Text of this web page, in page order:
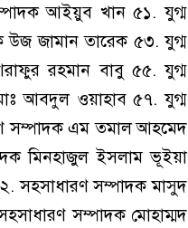
আইয়ুব খান ৫১. যুগ্ম
উজ জামান তারেক ৫৩. যুগ্ম
রহমান বাবু ৫৫. যুগ্ম
আবদুল ওয়াহাব ৫৭. যুগ্ম
সম্পাদক এম তমাল আহমেদ
মিনহাজুল ইসলাম ভূইয়া
সহসাধারণ সম্পাদক মাসুদ
সম্পাদক মোহাম্মদ